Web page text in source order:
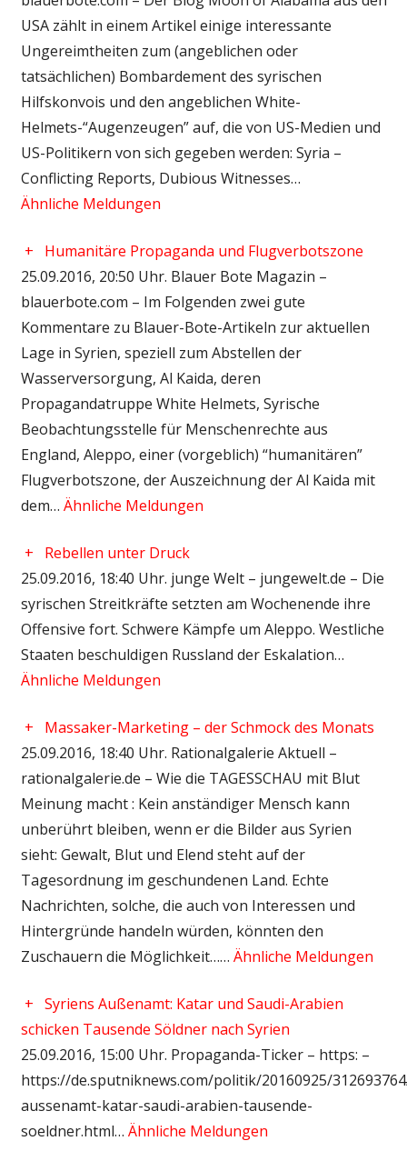
USA zählt in einem Artikel einige interessante
Ungereimtheiten zum (angeblichen oder
tatsächlichen) Bombardement des syrischen
Hilfskonvois und den angeblichen White-
Helmets-“Augenzeugen” auf, die von US-Medien und
US-Politikern von sich gegeben werden: Syria –
Conflicting Reports, Dubious Witnesses…
Ähnliche Meldungen
+
Humanitäre Propaganda und Flugverbotszone
25.09.2016, 20:50 Uhr. Blauer Bote Magazin –
blauerbote.com – Im Folgenden zwei gute
Kommentare zu Blauer-Bote-Artikeln zur aktuellen
Lage in Syrien, speziell zum Abstellen der
Wasserversorgung, Al Kaida, deren
Propagandatruppe White Helmets, Syrische
Beobachtungsstelle für Menschenrechte aus
England, Aleppo, einer (vorgeblich) “humanitären”
Flugverbotszone, der Auszeichnung der Al Kaida mit
dem… Ähnliche Meldungen
+
Rebellen unter Druck
25.09.2016, 18:40 Uhr. junge Welt – jungewelt.de – Die
syrischen Streitkräfte setzten am Wochenende ihre
Offensive fort. Schwere Kämpfe um Aleppo. Westliche
Staaten beschuldigen Russland der Eskalation…
Ähnliche Meldungen
+
Massaker-Marketing – der Schmock des Monats
25.09.2016, 18:40 Uhr. Rationalgalerie Aktuell –
rationalgalerie.de – Wie die TAGESSCHAU mit Blut
Meinung macht : Kein anständiger Mensch kann
unberührt bleiben, wenn er die Bilder aus Syrien
sieht: Gewalt, Blut und Elend steht auf der
Tagesordnung im geschundenen Land. Echte
Nachrichten, solche, die auch von Interessen und
Hintergründe handeln würden, könnten den
Zuschauern die Möglichkeit…… Ähnliche Meldungen
+ Syriens Außenamt: Katar und Saudi-Arabien
schicken Tausende Söldner nach Syrien
25.09.2016, 15:00 Uhr. Propaganda-Ticker – https: –
https://de.sputniknews.com/politik/20160925/
aussenamt-katar-saudi-arabien-tausende-
soeldner.html… Ähnliche Meldungen